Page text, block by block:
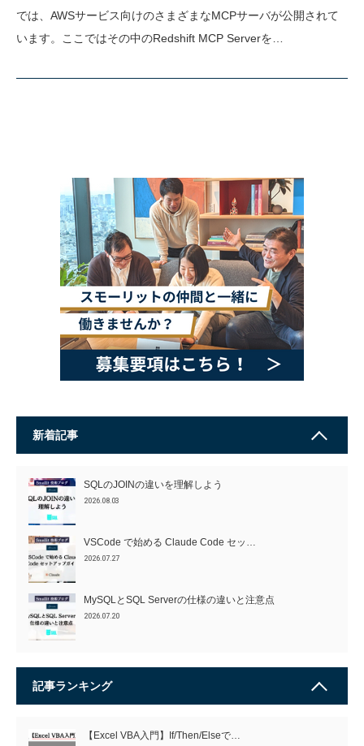
では、AWSサービス向けのさまざまなMCPサーバが公開されて
います。ここではその中のRedshift MCP Serverを…
新着記事
SQLのJOINの違いを理解しよう
2026.08.03
VSCode で始める Claude Code セッ…
2026.07.27
MySQLとSQL Serverの仕様の違いと注意点
2026.07.20
記事ランキング
【Excel VBA入門】If/Then/Elseで…